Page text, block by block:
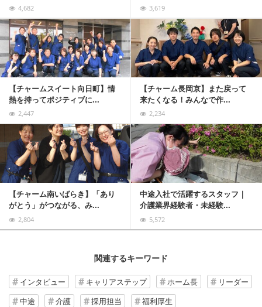
4,682 3,619
【チャームスイート向日町】情
熱を持ってポジティブに...
2,447
【チャーム長岡京】また戻って
来たくなる！みんなで作...
2,234
記事を読む
【チャーム南いばらき】「あり
がとう」がつながる、み...
2,804
中途入社で活躍するスタッフ｜
介護業界経験者・未経験...
5,572
記事を読む
関連するキーワード
インタビュー キャリアステップ ホーム長
リーダー
中途
介護 採用担当 福利厚生